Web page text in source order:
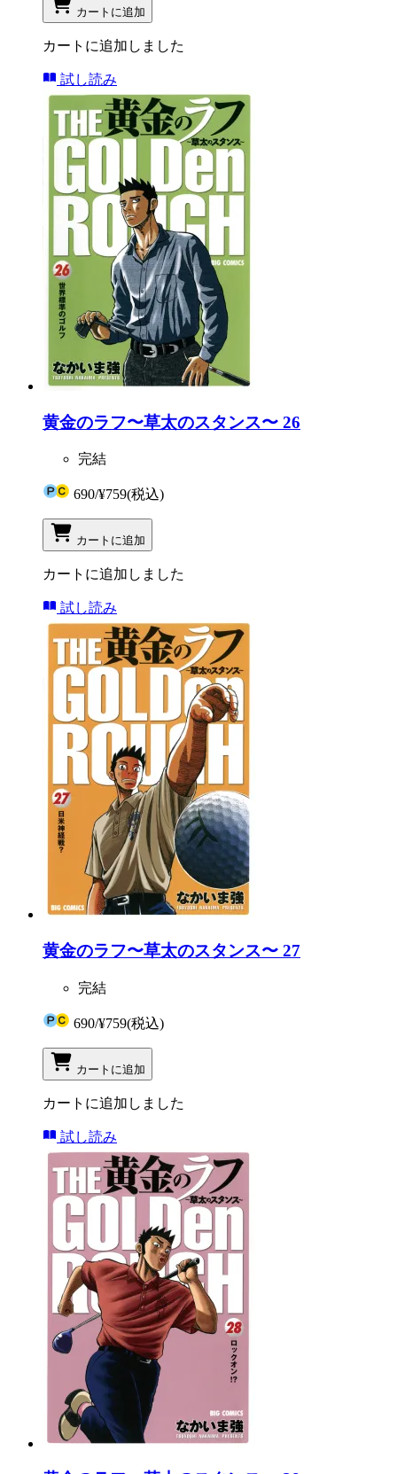
カートに追加
カートに追加しました
試し読み
黄金のラフ〜草太のスタンス〜 26
完結
690/¥759(税込)
カートに追加
カートに追加しました
試し読み
黄金のラフ〜草太のスタンス〜 27
完結
690/¥759(税込)
カートに追加
カートに追加しました
試し読み